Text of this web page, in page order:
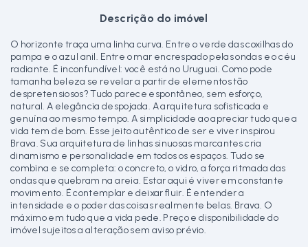
Descrição do imóvel
O horizonte traça uma linha curva. Entre o verde das coxilhas do
pampa e o azul anil. Entre o mar encrespado pelas ondas e o céu
radiante. É inconfundível: você está no Uruguai. Como pode
tamanha beleza se revelar a partir de elementos tão
despretensiosos? Tudo parece espontâneo, sem esforço,
natural. A elegância despojada. A arquitetura sofisticada e
genuína ao mesmo tempo. A simplicidade ao apreciar tudo que a
vida tem de bom. Esse jeito autêntico de ser e viver inspirou
Brava. Sua arquitetura de linhas sinuosas marcantes cria
dinamismo e personalidade em todos os espaços. Tudo se
combina e se completa: o concreto, o vidro, a força ritmada das
ondas que quebram na areia. Estar aqui é viver em constante
movimento. É contemplar e deixar fluir. É entender a
intensidade e o poder das coisas realmente belas. Brava. O
máximo em tudo que a vida pede. Preço e disponibilidade do
imóvel sujeitos a alteração sem aviso prévio.